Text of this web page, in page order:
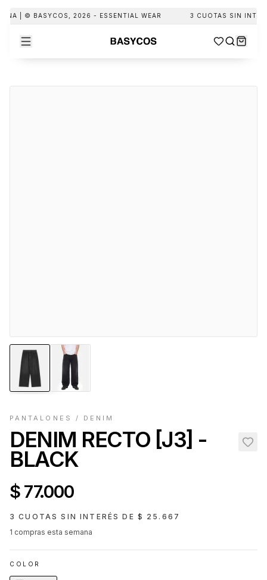
| © BASYCOS, 2026 - ESSENTIAL WEAR 3 CUOTAS SIN
PANTALONES / DENIM
DENIM RECTO [J3] -
BLACK
$ 77.000
3 CUOTAS SIN INTERÉS DE $ 25.667
1 compras esta semana
COLOR